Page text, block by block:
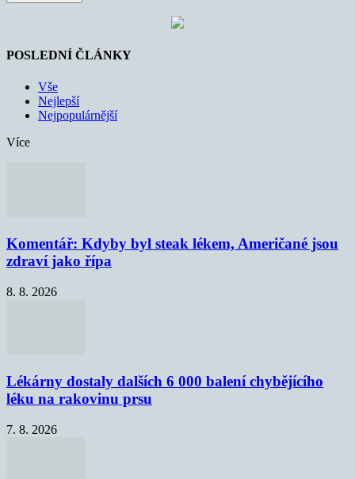
POSLEDNÍ ČLÁNKY
Vše
Nejlepší
Nejpopulárnější
Více
Komentář: Kdyby byl steak lékem, Američané jsou
zdraví jako řípa
8. 8. 2026
Lékárny dostaly dalších 6 000 balení chybějícího
léku na rakovinu prsu
7. 8. 2026